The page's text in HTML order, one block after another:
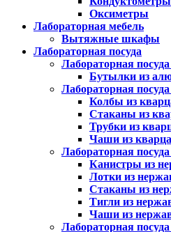
Оксиметры
Лабораторная мебель
Вытяжные шкафы
Лабораторная посуда
Лабораторная
Бутылки из
Лабораторная
Колбы из
Стаканы из
Трубки из
Чаши из кварца
Лабораторная
Канистры из
Лотки из
Стаканы из
Тигли из
Чаши из
Лабораторная